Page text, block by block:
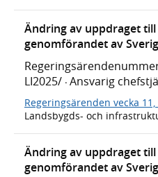
Ändring av uppdraget
genomförandet av
LI2025/ · Ansvarig
Regeringsärenden vecka 11,
Landsbygds- och
Ändring av uppdraget
genomförandet av